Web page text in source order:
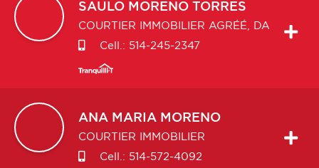
SAULO MORENO TORRES
COURTIER IMMOBILIER AGRÉÉ, DA
Cell.: 514-245-2347
ANA MARIA MORENO
COURTIER IMMOBILIER
Cell.: 514-572-4092